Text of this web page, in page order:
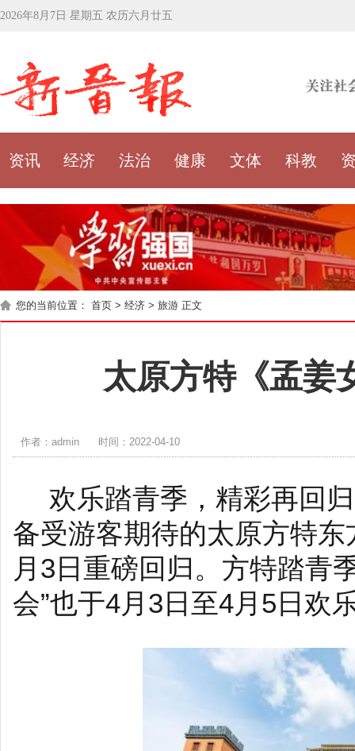
2026年8月7日 星期五 农历六月廿五
资讯 经济 法治 健康 文体 科教
您的当前位置： 首页 > 经济 > 旅游 正文
太原方特《孟姜
作者：admin 时间：2022-04-10
欢乐踏青季，精彩再回
备受游客期待的太原方特东
月3日重磅回归。方特踏青
会”也于4月3日至4月5日欢